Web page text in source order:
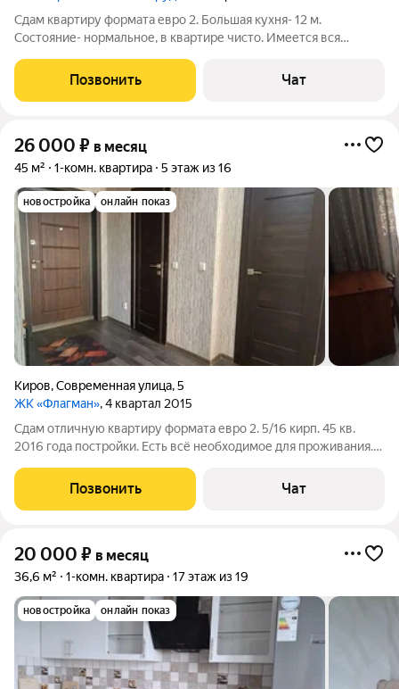
Сдам квартиру формата евро 2. Большая кухня- 12 м.
Состояние- нормальное, в квартире чисто. Имеется вся
Развитая инфра-ра.
Позвонить Чат
26 000 ₽ в месяц
45 м² 1-комн. квартира 5 этаж из 16
новостройка онлайн показ
Киров,Современная улица,5
ЖК «Флагман», 4 квартал 2015
Сдам отличную квартиру формата евро 2. 5/16 кирп. 45 кв.
2016 года постройки. Есть всё необходимое для проживания.
Позвонить Чат
20 000 ₽ в месяц
36,6 м² 1-комн. квартира 17 этаж из 19
новостройка онлайн показ